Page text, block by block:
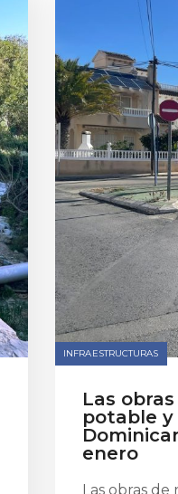
INFRAESTRUCTURAS
Las
potable y
enero
Las obras